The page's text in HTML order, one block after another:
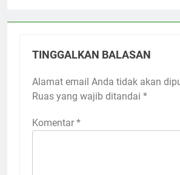
TINGGALKAN BALASAN
Alamat email Anda tidak akan
Ruas yang wajib ditandai *
Komentar *